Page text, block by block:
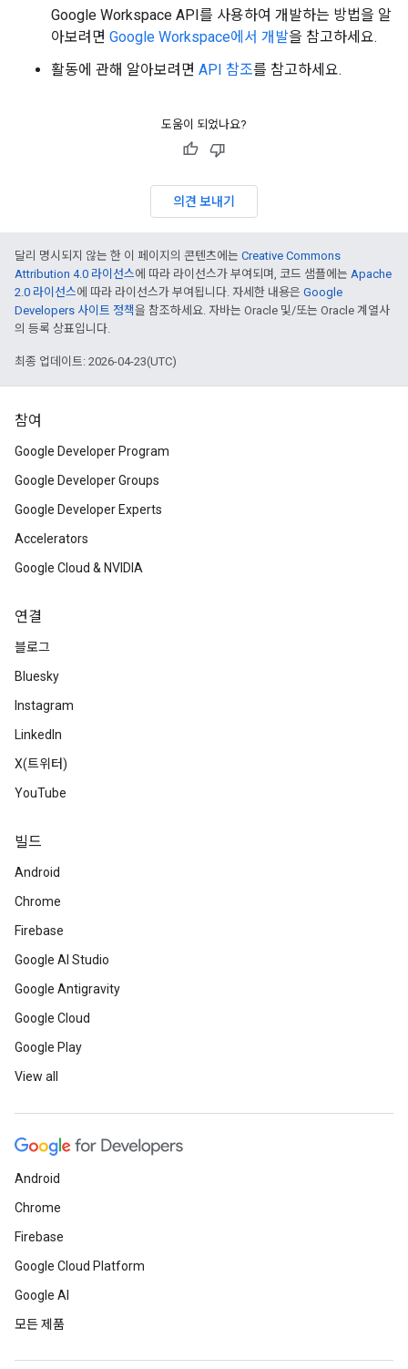
Google Workspace API를 사용하여 개발하는 방법을 알
아보려면 Google Workspace에서 개발을 참고하세요.
활동에 관해 알아보려면 API 참조를 참고하세요.
도움이 되었나요?
의견 보내기
달리 명시되지 않는 한 이 페이지의 콘텐츠에는 Creative Commons
Attribution 4.0 라이선스에 따라 라이선스가 부여되며, 코드 샘플에는 Apache
2.0 라이선스에 따라 라이선스가 부여됩니다. 자세한 내용은 Google
Developers 사이트 정책을 참조하세요. 자바는 Oracle 및/또는 Oracle 계열사
의 등록 상표입니다.
최종 업데이트: 2026-04-23(UTC)
참여
Google Developer Program
Google Developer Groups
Google Developer Experts
Accelerators
Google Cloud & NVIDIA
연결
블로그
Bluesky
Instagram
LinkedIn
X(트위터)
YouTube
빌드
Android
Chrome
Firebase
Google AI Studio
Google Antigravity
Google Cloud
Google Play
View all
Android
Chrome
Firebase
Google Cloud Platform
Google AI
모든 제품